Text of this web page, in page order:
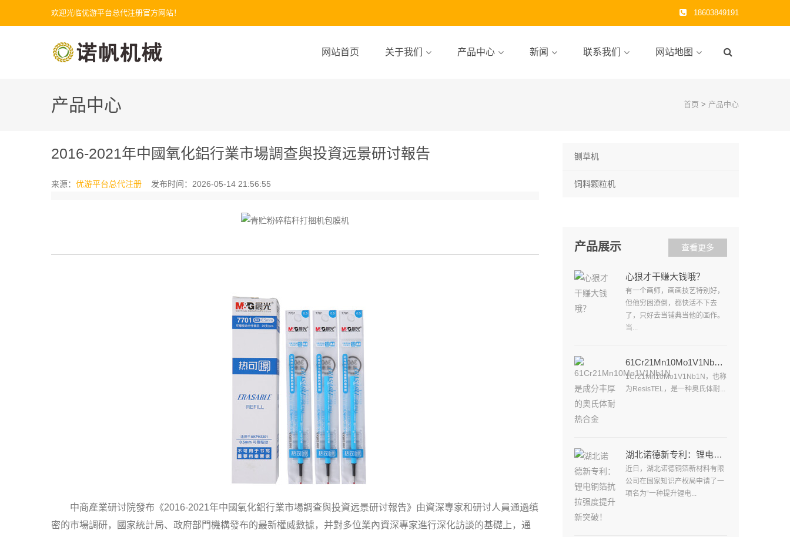
欢迎光临优游平台总代注册官方网站！ 18603849191
网站首页 关于我们 产品中心 新闻 联系我们 网站地图
产品中心 首页 > 产品中心
2016-2021年中國氧化鋁行業市場調查與投資远景研讨報告
来源： 优游平台总代注册 发布时间：2026-05-14 21:56:55
中商產業研讨院發布《2016-2021年中國氧化鋁行業市場調查與投資远景研讨報告》由資深專家和研讨人員通過缜
密的市場調研，國家統計局、政府部門機構發布的最新權威數據，并對多位業內資深專家進行深化訪談的基礎上，通
铡草机
饲料颗粒机
产品展示 查看更多
心狠才干赚大钱哦？
有一个画师，画画技艺特别好，
但他穷困潦倒，都快活不下去
了，只好去当铺典当他的画作。
当...
61Cr21Mn10Mo1V1Nb1N是成分丰厚的奥氏体耐热合金
1Cr21Mn10Mo1V1Nb1N，也称
为ResisTEL，是一种奥氏体耐...
湖北诺德新专利：锂电铜箔抗拉强度提升新突破！
近日，湖北诺德铜箔新材料有限
公司在国家知识产权局申请了一
项名为“一种提升锂电...